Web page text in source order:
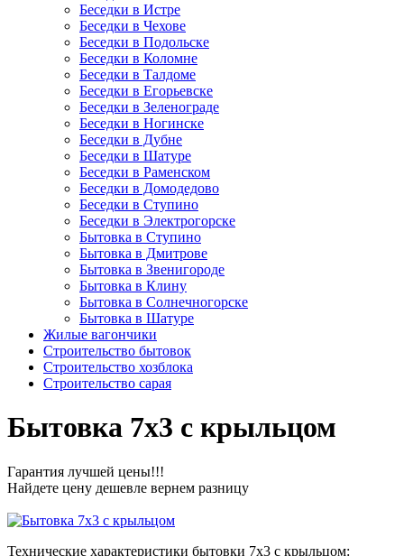
Беседки в Истре
Беседки в Чехове
Беседки в Подольске
Беседки в Коломне
Беседки в Талдоме
Беседки в Егорьевске
Беседки в Зеленограде
Беседки в Ногинске
Беседки в Дубне
Беседки в Шатуре
Беседки в Раменском
Беседки в Домодедово
Беседки в Ступино
Беседки в Электрогорске
Бытовка в Ступино
Бытовка в Дмитрове
Бытовка в Звенигороде
Бытовка в Клину
Бытовка в Солнечногорске
Бытовка в Шатуре
Жилые вагончики
Строительство бытовок
Строительство хозблока
Строительство сарая
Бытовка 7х3 с крыльцом
Гарантия лучшей цены!!!
Найдете цену дешевле вернем разницу
Технические характеристики бытовки 7х3 с крыльцом: